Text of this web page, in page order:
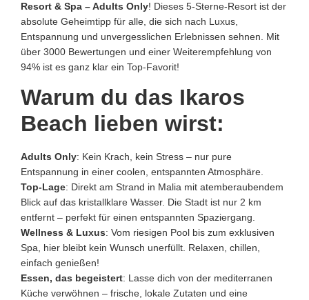
Resort & Spa – Adults Only! Dieses 5-Sterne-Resort ist der
absolute Geheimtipp für alle, die sich nach Luxus,
Entspannung und unvergesslichen Erlebnissen sehnen. Mit
über 3000 Bewertungen und einer Weiterempfehlung von
94% ist es ganz klar ein Top-Favorit!
Warum du das Ikaros
Beach lieben wirst:
Adults Only: Kein Krach, kein Stress – nur pure
Entspannung in einer coolen, entspannten Atmosphäre.
Top-Lage: Direkt am Strand in Malia mit atemberaubendem
Blick auf das kristallklare Wasser. Die Stadt ist nur 2 km
entfernt – perfekt für einen entspannten Spaziergang.
Wellness & Luxus: Vom riesigen Pool bis zum exklusiven
Spa, hier bleibt kein Wunsch unerfüllt. Relaxen, chillen,
einfach genießen!
Essen, das begeistert: Lasse dich von der mediterranen
Küche verwöhnen – frische, lokale Zutaten und eine